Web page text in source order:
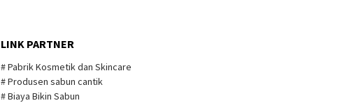
LINK PARTNER
# Pabrik Kosmetik dan Skincare
# Produsen sabun cantik
# Biaya Bikin Sabun